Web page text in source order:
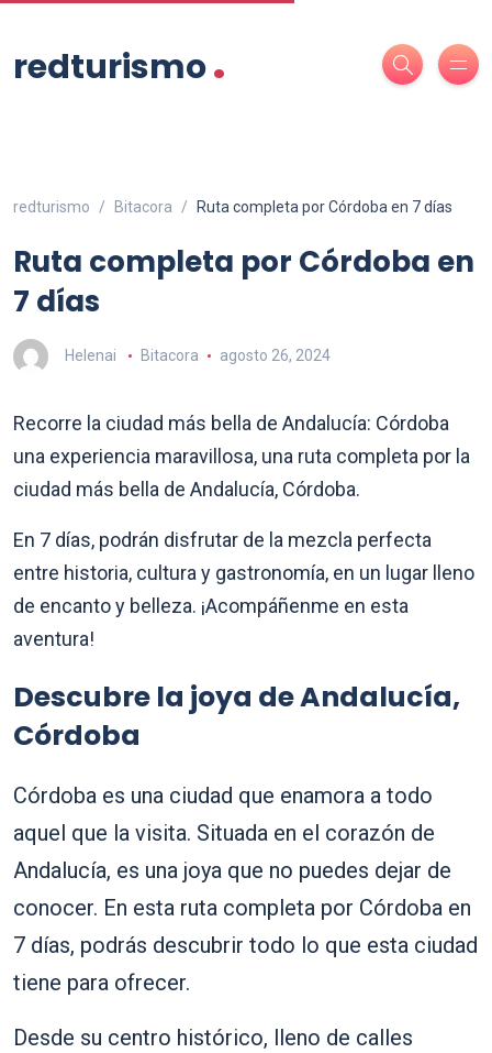
redturismo.
redturismo Bitacora Ruta completa por Córdoba en 7 días
Ruta completa por Córdoba en
7 días
Helenai Bitacora agosto 26, 2024
Recorre la ciudad más bella de Andalucía: Córdoba
una experiencia maravillosa, una ruta completa por la
ciudad más bella de Andalucía, Córdoba.
En 7 días, podrán disfrutar de la mezcla perfecta
entre historia, cultura y gastronomía, en un lugar lleno
de encanto y belleza. ¡Acompáñenme en esta
aventura!
Descubre la joya de Andalucía,
Córdoba
Córdoba es una ciudad que enamora a todo
aquel que la visita. Situada en el corazón de
Andalucía, es una joya que no puedes dejar de
conocer. En esta ruta completa por Córdoba en
7 días, podrás descubrir todo lo que esta ciudad
tiene para ofrecer.
Desde su centro histórico, lleno de calles